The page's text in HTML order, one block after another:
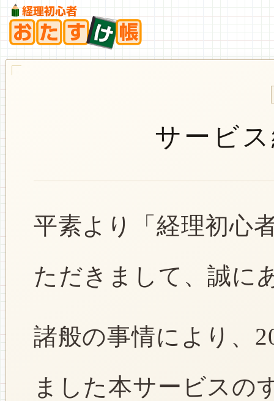
サービ
平素より「経理初心
ただきまして、誠に
諸般の事情により、
ました本サービスの